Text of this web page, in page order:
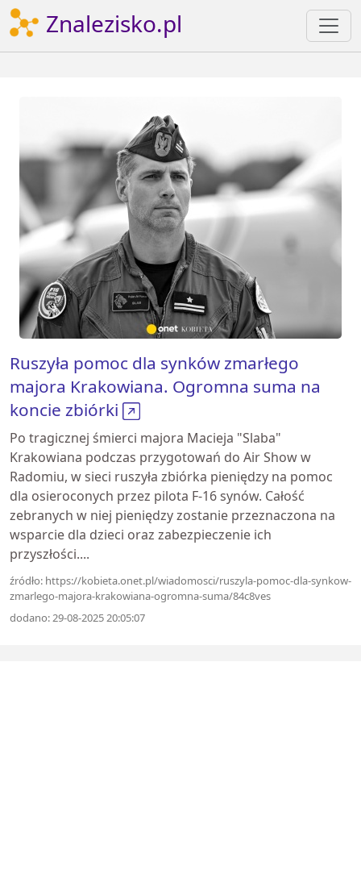
Znalezisko.pl
Ruszyła pomoc dla synków zmarłego
majora Krakowiana. Ogromna suma na
koncie zbiórki
Po tragicznej śmierci majora Macieja "Slaba"
Krakowiana podczas przygotowań do Air Show w
Radomiu, w sieci ruszyła zbiórka pieniędzy na pomoc
dla osieroconych przez pilota F-16 synów. Całość
zebranych w niej pieniędzy zostanie przeznaczona na
wsparcie dla dzieci oraz zabezpieczenie ich
przyszłości....
źródło: https://kobieta.onet.pl/wiadomosci/ruszyla-pomoc-dla-synkow-
zmarlego-majora-krakowiana-ogromna-suma/84c8ves
dodano: 29-08-2025 20:05:07